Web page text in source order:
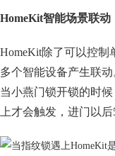
HomeKit智能场景联动
HomeKit除了可以控制
多个智能设备产生联
当小燕门锁开锁的时
上才会触发，进门以